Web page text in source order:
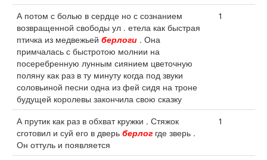
А потом с болью в сердце но с сознанием
возвращенной свободы ул . етела как быстрая
птичка из медвежьей берлоги . Она
примчалась с быстротою молнии на
посеребренную лунным сиянием цветочную
поляну как раз в ту минуту когда под звуки
соловьиной песни одна из фей сидя на троне
будущей королевы закончила свою сказку
1
А прутик как раз в обхват кружки . Стяжок
сготовил и суй его в дверь берлог где зверь .
Он оттуль и появляется
1